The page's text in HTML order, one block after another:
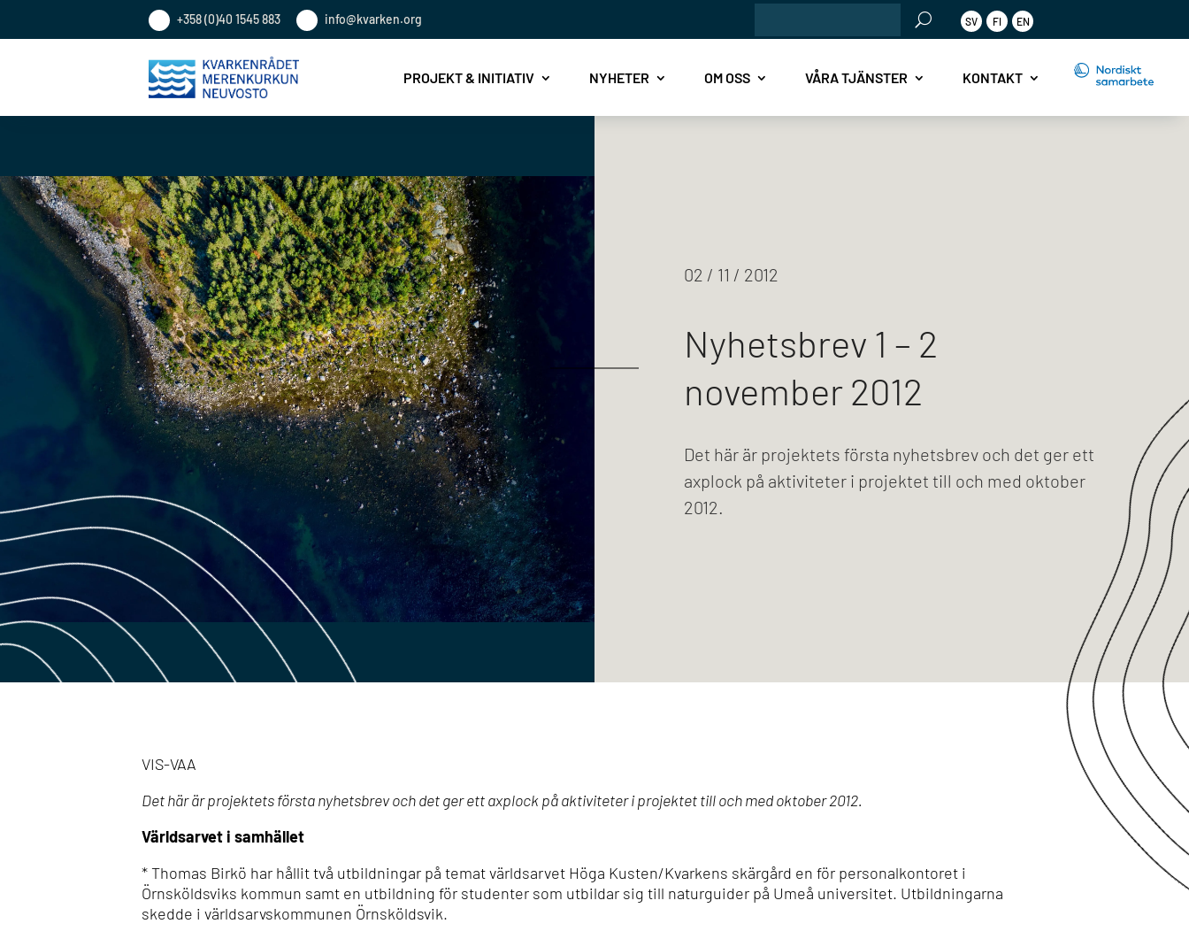
+358 (0)40 1545 883 info@kvarken.org
efter:
SV FI EN
PROJEKT & INITIATIV NYHETER OM OSS VÅRA TJÄNSTER KONTAKT
02 / 11 / 2012
Nyhetsbrev 1 – 2
november 2012
Det här är projektets första nyhetsbrev och det ger ett
axplock på aktiviteter i projektet till och med oktober
2012.
VIS-VAA
Det här är projektets första nyhetsbrev och det ger ett axplock på aktiviteter i projektet till och med oktober 2012.
Världsarvet i samhället
* Thomas Birkö har hållit två utbildningar på temat världsarvet Höga Kusten/Kvarkens skärgård en för personalkontoret i
Örnsköldsviks kommun samt en utbildning för studenter som utbildar sig till naturguider på Umeå universitet. Utbildningarna
skedde i världsarvskommunen Örnsköldsvik.